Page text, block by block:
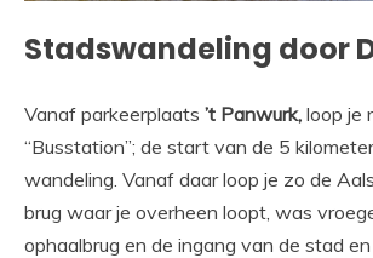
Stadswandeling door
Vanaf parkeerplaats ’t Panwurk, loop je
“Busstation”; de start van de 5
wandeling. Vanaf daar loop je zo de
brug waar je overheen loopt, was
ophaalbrug en de ingang van de stad